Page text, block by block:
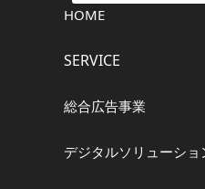
HOME
SERVICE
総合広告事業
デジタルソリューショ